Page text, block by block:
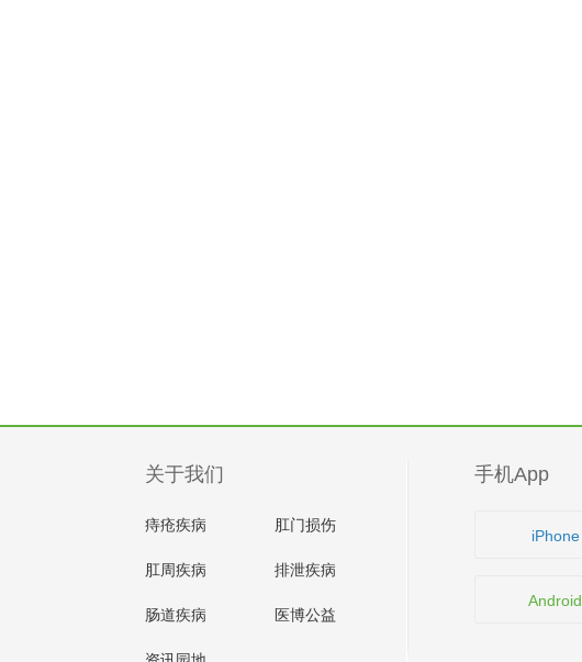
关于我们
痔疮疾病 肛门损伤
肛周疾病 排泄疾病
肠道疾病 医博公益
手机App
iPhone
Android